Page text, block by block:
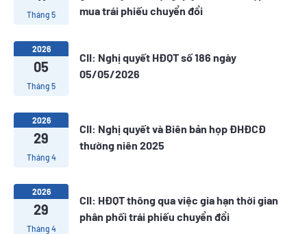
Tháng 5
mua trái phiếu chuyển đổi
2026
05
Tháng 5
CII: Nghị quyết HĐQT số 186 ngày
05/05/2026
2026
29
Tháng 4
CII: Nghị quyết và Biên bản họp ĐHĐCĐ
thường niên 2025
2026
29
Tháng 4
CII: HĐQT thông qua việc gia hạn thời gian
phân phối trái phiếu chuyển đổi